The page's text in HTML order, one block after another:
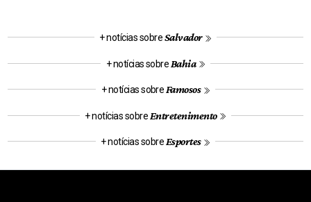
+ notícias sobreSalvador
+ notícias sobre Bahia
+ notícias sobre Famosos
+ notícias sobre Entretenimento
+ notícias sobre Esportes